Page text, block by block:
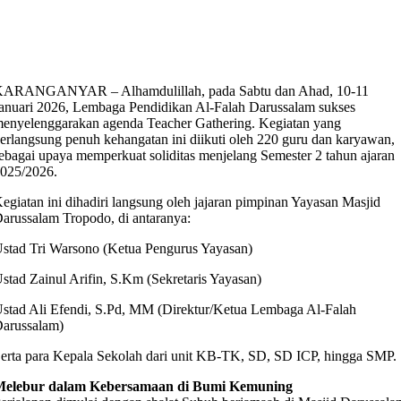
– Alhamdulillah, pada Sabtu dan Ahad, 10-11
2026, Lembaga Pendidikan Al-Falah Darussalam sukses
agenda Teacher Gathering. Kegiatan yang
penuh kehangatan ini diikuti oleh 220 guru dan karyawan,
upaya memperkuat soliditas menjelang Semester 2 tahun ajaran
2026.
ini dihadiri langsung oleh jajaran pimpinan Yayasan Masjid
Tropodo, di antaranya:
Tri Warsono (Ketua Pengurus Yayasan)
Zainul Arifin, S.Km (Sekretaris Yayasan)
Ali Efendi, S.Pd, MM (Direktur/Ketua Lembaga Al-Falah
para Kepala Sekolah dari unit KB-TK, SD, SD ICP, hingga SMP.
dalam Kebersamaan di Bumi Kemuning